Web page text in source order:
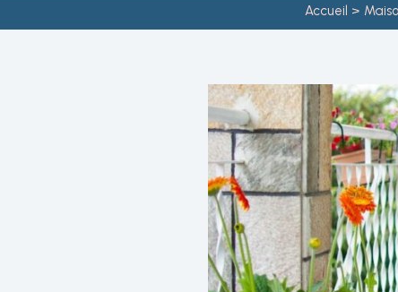
Accueil